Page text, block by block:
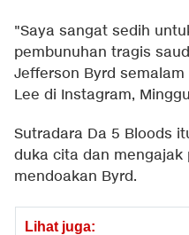
"Saya sangat sedih
pembunuhan tragis
Jefferson Byrd
Lee di Instagram,
Sutradara Da 5 Bloods
duka cita dan
mendoakan Byrd.
Lihat juga: